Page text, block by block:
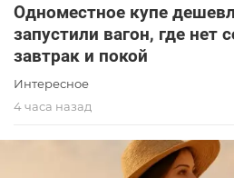
Одноместное купе
запустили вагон, где нет
завтрак и покой
Интересное
4 часа назад